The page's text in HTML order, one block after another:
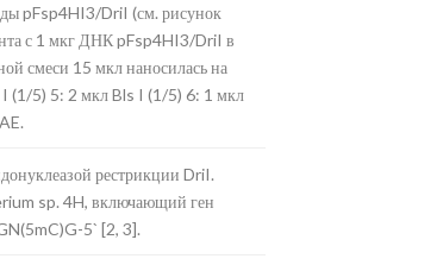
pFsp4HI3/DriI (см. рисунок
с 1 мкг ДНК pFsp4HI3/DriI в
смеси 15 мкл наносилась на
(1/5) 5: 2 мкл Bls I (1/5) 6: 1 мкл
рестрикции DriI.
sp. 4H, включающий ген
5` [2, 3].